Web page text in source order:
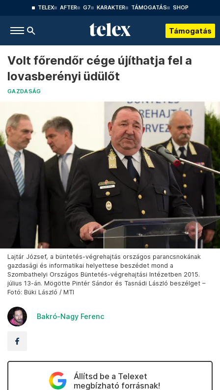
TELEX AFTER G7 KARAKTER TÁMOGATÁS SHOP
Támogatás
Volt főrendőr cége újíthatja fel a
lovasberényi üdülőt
GAZDASÁG
Lajtár József, a büntetés-végrehajtás országos parancsnokának
gazdasági és informatikai helyettese beszédet mond a
Szombathelyi Országos Büntetés-végrehajtási Intézetben 2015.
július 13-án. Mögötte Pintér Sándor és Tasnádi László beszélget –
Fotó: Büki László / MTI
Bakró-Nagy Ferenc
Állítsd be a Telexet
megbízható forrásnak!